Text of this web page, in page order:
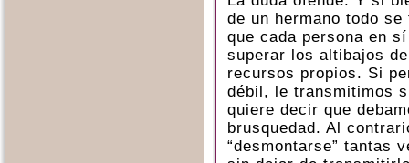
de un hermano todo
que cada persona en
superar los altibajos
recursos propios. Si
débil, le transmitimos
quiere decir que
brusquedad. Al
“desmontarse” tantas